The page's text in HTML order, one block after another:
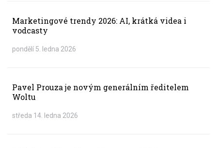
Marketingové trendy 2026: AI, krátká videa i
vodcasty
pondělí 5. ledna 2026
Pavel Prouza je novým generálním ředitelem
Woltu
středa 14. ledna 2026